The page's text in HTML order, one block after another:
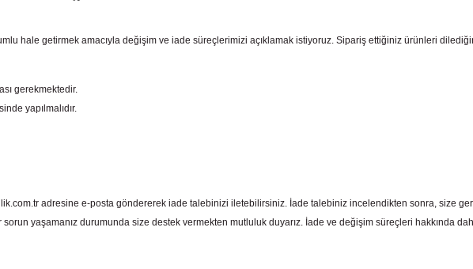
hale getirmek amacıyla değişim ve iade süreçlerimizi açıklamak istiyoruz. Sipariş ettiğiniz ürünleri
gerekmektedir.
yapılmalıdır.
adresine e-posta göndererek iade talebinizi iletebilirsiniz. İade talebiniz incelendikten sonra, size
yaşamanız durumunda size destek vermekten mutluluk duyarız. İade ve değişim süreçleri hakkında